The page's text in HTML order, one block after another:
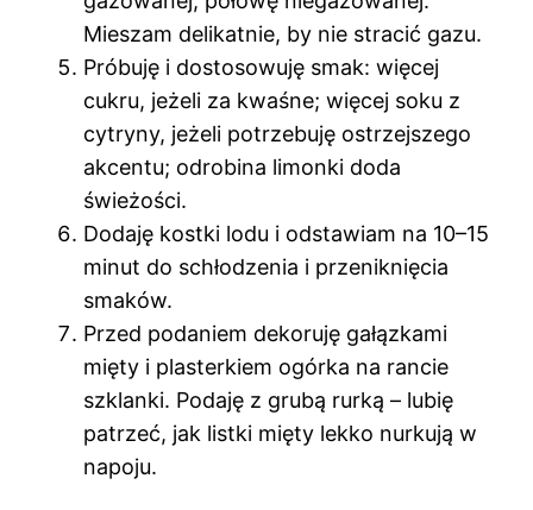
Mieszam delikatnie, by nie stracić gazu.
Próbuję i dostosowuję smak: więcej
cukru, jeżeli za kwaśne; więcej soku z
cytryny, jeżeli potrzebuję ostrzejszego
akcentu; odrobina limonki doda
świeżości.
Dodaję kostki lodu i odstawiam na 10–15
minut do schłodzenia i przeniknięcia
smaków.
Przed podaniem dekoruję gałązkami
mięty i plasterkiem ogórka na rancie
szklanki. Podaję z grubą rurką – lubię
patrzeć, jak listki mięty lekko nurkują w
napoju.